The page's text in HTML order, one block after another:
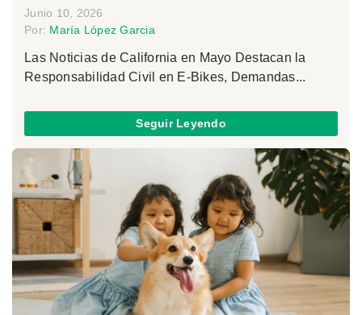
Junio 10, 2026
Por: María López Garcia
Las Noticias de California en Mayo Destacan la
Responsabilidad Civil en E-Bikes, Demandas...
Seguir Leyendo